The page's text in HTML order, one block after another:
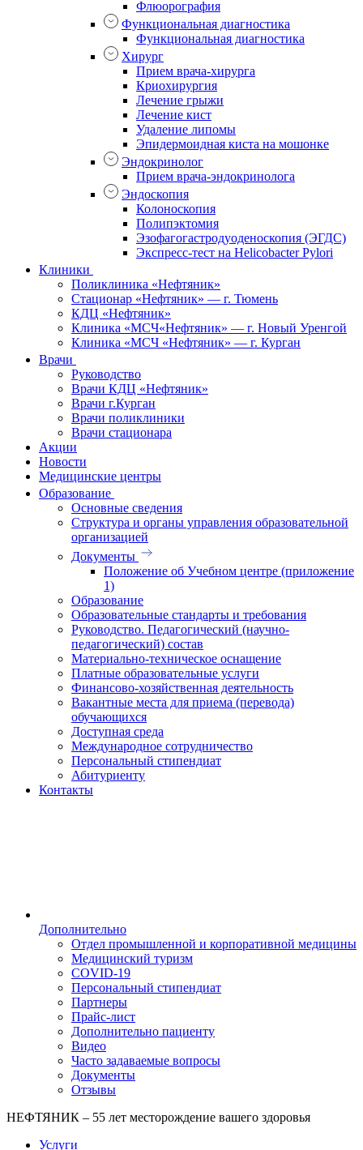
Флюорография
Функциональная диагностика
Функциональная диагностика
Хирург
Прием врача-хирурга
Криохирургия
Лечение грыжи
Лечение кист
Удаление липомы
Эпидермоидная киста на мошонке
Эндокринолог
Прием врача-эндокринолога
Эндоскопия
Колоноскопия
Полипэктомия
Эзофагогастродуоденоскопия (ЭГДС)
Экспресс-тест на Helicobacter Pylori
Клиники
Поликлиника «Нефтяник»
Стационар «Нефтяник» — г. Тюмень
КДЦ «Нефтяник»
Клиника «МСЧ«Нефтяник» — г. Новый Уренгой
Клиника «МСЧ «Нефтяник» — г. Курган
Врачи
Руководство
Врачи КДЦ «Нефтяник»
Врачи г.Курган
Врачи поликлиники
Врачи стационара
Акции
Новости
Медицинские центры
Образование
Основные сведения
Структура и органы управления образовательной
организацией
Документы
Положение об Учебном центре (приложение
1)
Образование
Образовательные стандарты и требования
Руководство. Педагогический (научно-
педагогический) состав
Материально-техническое оснащение
Платные образовательные услуги
Финансово-хозяйственная деятельность
Вакантные места для приема (перевода)
обучающихся
Доступная среда
Международное сотрудничество
Персональный стипендиат
Абитуриенту
Контакты
Дополнительно
Отдел промышленной и корпоративной медицины
Медицинский туризм
COVID-19
Персональный стипендиат
Партнеры
Прайс-лист
Дополнительно пациенту
Видео
Часто задаваемые вопросы
Документы
Отзывы
НЕФТЯНИК – 55 лет месторождение вашего здоровья
Услуги